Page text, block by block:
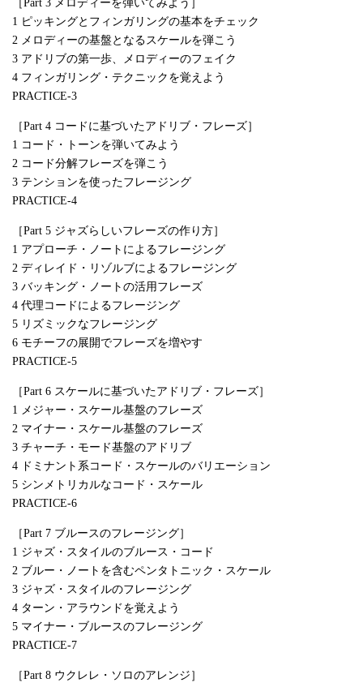
［Part 3 メロディーを弾いてみよう］
1 ピッキングとフィンガリングの基本をチェック
2 メロディーの基盤となるスケールを弾こう
3 アドリブの第一歩、メロディーのフェイク
4 フィンガリング・テクニックを覚えよう
PRACTICE-3
［Part 4 コードに基づいたアドリブ・フレーズ］
1 コード・トーンを弾いてみよう
2 コード分解フレーズを弾こう
3 テンションを使ったフレージング
PRACTICE-4
［Part 5 ジャズらしいフレーズの作り方］
1 アプローチ・ノートによるフレージング
2 ディレイド・リゾルブによるフレージング
3 バッキング・ノートの活用フレーズ
4 代理コードによるフレージング
5 リズミックなフレージング
6 モチーフの展開でフレーズを増やす
PRACTICE-5
［Part 6 スケールに基づいたアドリブ・フレーズ］
1 メジャー・スケール基盤のフレーズ
2 マイナー・スケール基盤のフレーズ
3 チャーチ・モード基盤のアドリブ
4 ドミナント系コード・スケールのバリエーション
5 シンメトリカルなコード・スケール
PRACTICE-6
［Part 7 ブルースのフレージング］
1 ジャズ・スタイルのブルース・コード
2 ブルー・ノートを含むペンタトニック・スケール
3 ジャズ・スタイルのフレージング
4 ターン・アラウンドを覚えよう
5 マイナー・ブルースのフレージング
PRACTICE-7
［Part 8 ウクレレ・ソロのアレンジ］